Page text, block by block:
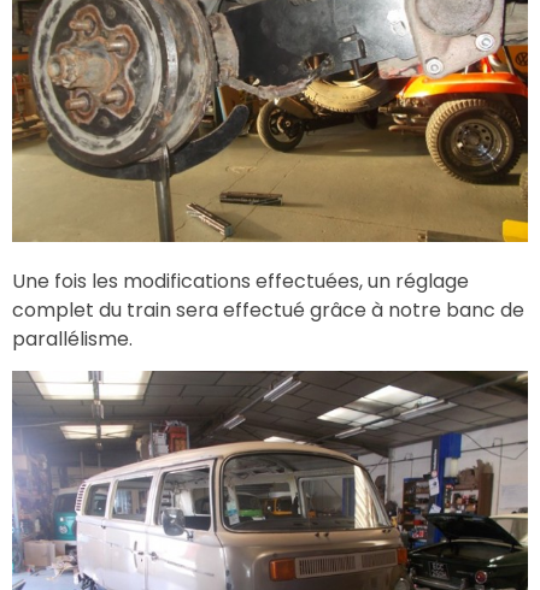
Une fois les modifications effectuées, un réglage
complet du train sera effectué grâce à notre banc de
parallélisme.